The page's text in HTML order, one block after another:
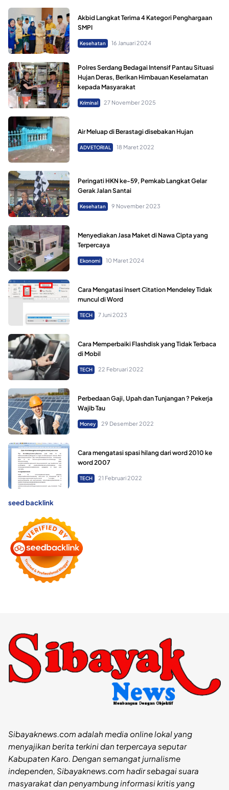
Akbid Langkat Terima 4 Kategori Penghargaan
SMPI
Kesehatan 16 Januari 2024
Polres Serdang Bedagai Intensif Pantau Situasi
Hujan Deras, Berikan Himbauan Keselamatan
kepada Masyarakat
Kriminal 27 November 2025
Air Meluap di Berastagi disebakan Hujan
ADVETORIAL 18 Maret 2022
Peringati HKN ke-59, Pemkab Langkat Gelar
Gerak Jalan Santai
Kesehatan 9 November 2023
Menyediakan Jasa Maket di Nawa Cipta yang
Terpercaya
Ekonomi 10 Maret 2024
Cara Mengatasi Insert Citation Mendeley Tidak
muncul di Word
TECH 7 Juni 2023
Cara Memperbaiki Flashdisk yang Tidak Terbaca
di Mobil
TECH 22 Februari 2022
Perbedaan Gaji, Upah dan Tunjangan ? Pekerja
Wajib Tau
Money 29 Desember 2022
Cara mengatasi spasi hilang dari word 2010 ke
word 2007
TECH 21 Februari 2022
seed backlink
Sibayaknews.com adalah media online lokal yang
menyajikan berita terkini dan terpercaya seputar
Kabupaten Karo. Dengan semangat jurnalisme
independen, Sibayaknews.com hadir sebagai suara
masyarakat dan penyambung informasi kritis yang